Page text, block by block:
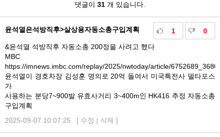
글
댓글이 31 개 있습니다.
1 0
윤석열은석방직후>살상용자동소총구입계획
&윤석열 석방직후 자동소총 200정을 사려고 했다
MBC
https://imnews.imbc.com/replay/2025/nwtoday/article/
윤석열이 경호차장 김성훈 명의로 20억 들여서 미국특전사 델타포스
가
사용하는 분당7~900발 유효사거리 3~400m인 HK416 추정 자동소총
구입계획
2025-09-07 10:07:25 [ 수정 | 삭제 ]